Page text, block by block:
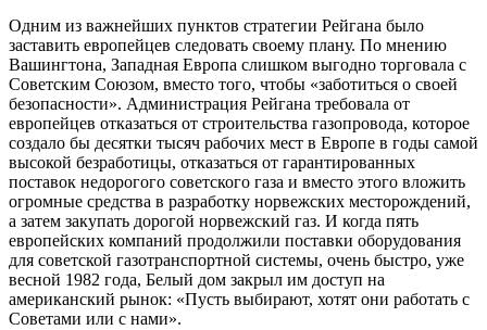
Одним из важнейших пунктов стратегии Рейгана было
заставить европейцев следовать своему плану. По мнению
Вашингтона, Западная Европа слишком выгодно торговала с
Советским Союзом, вместо того, чтобы «заботиться о своей
безопасности». Администрация Рейгана требовала от
европейцев отказаться от строительства газопровода, которое
создало бы десятки тысяч рабочих мест в Европе в годы самой
высокой безработицы, отказаться от гарантированных
поставок недорогого советского газа и вместо этого вложить
огромные средства в разработку норвежских месторождений,
а затем закупать дорогой норвежский газ. И когда пять
европейских компаний продолжили поставки оборудования
для советской газотранспортной системы, очень быстро, уже
весной 1982 года, Белый дом закрыл им доступ на
американский рынок: «Пусть выбирают, хотят они работать с
Советами или с нами».